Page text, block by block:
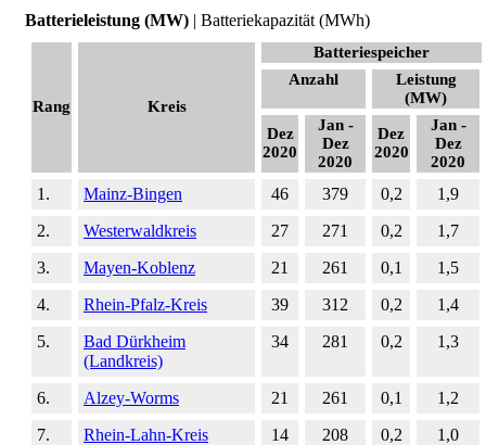
Batterieleistung (MW) | Batteriekapazität (MWh)
Rang Kreis
Batteriespeicher
Anzahl
Leistung
(MW)
Dez
2020
Jan -
Dez
2020
Dez
2020
Jan -
Dez
2020
1. Mainz-Bingen 46 379 0,2
1,9
2.
Westerwaldkreis 27 271 0,2
1,7
3.
Mayen-Koblenz 21 261 0,1
1,5
4.
Rhein-Pfalz-Kreis 39 312 0,2
1,4
5.
Bad Dürkheim
(Landkreis)
34 281 0,2 1,3
6. Alzey-Worms 21 261 0,1
1,2
7.
Rhein-Lahn-Kreis 14 208 0,2
1,0